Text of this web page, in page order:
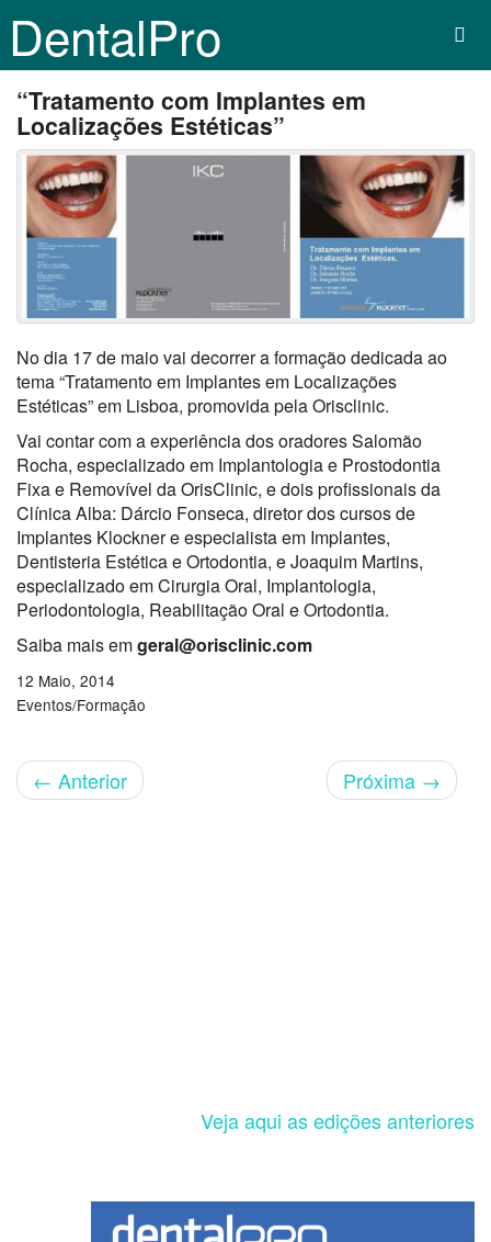
DentalPro
“Tratamento com Implantes em
Localizações Estéticas”
No dia 17 de maio vai decorrer a formação dedicada ao
tema “Tratamento em Implantes em Localizações
Estéticas” em Lisboa, promovida pela Orisclinic.
Vai contar com a experiência dos oradores Salomão
Rocha, especializado em Implantologia e Prostodontia
Fixa e Removível da OrisClinic, e dois profissionais da
Clínica Alba: Dárcio Fonseca, diretor dos cursos de
Implantes Klockner e especialista em Implantes,
Dentisteria Estética e Ortodontia, e Joaquim Martins,
especializado em Cirurgia Oral, Implantologia,
Periodontologia, Reabilitação Oral e Ortodontia.
Saiba mais emgeral@orisclinic.com
12 Maio, 2014
Eventos/Formação
← Anterior Próxima →
Veja aqui as edições anteriores